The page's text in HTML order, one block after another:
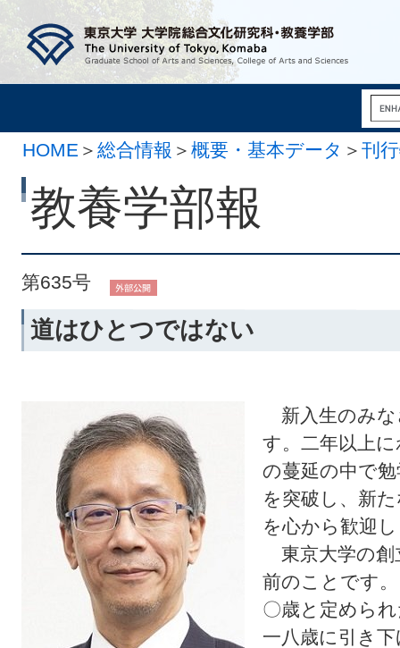
HOME ＞ 総合情報 ＞ 概要・基本データ ＞ 刊
月 1日）
教養学部報
第635号
道はひとつではない
新入生のみな
す。二年以上
の蔓延の中で
を突破し、新
を心から歓迎
東京大学の創
前のことです
〇歳と定めら
一八歳に引き